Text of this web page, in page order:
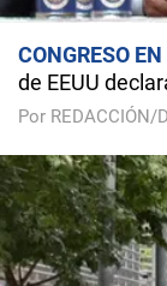
CONGRESO
de EEUU
Por